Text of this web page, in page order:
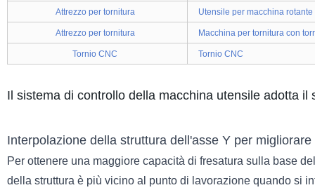
Attrezzo per tornitura Utensile per macchina
Attrezzo per tornitura Macchina per tornitura con
Tornio CNC Tornio CNC
Il sistema di controllo della macchina utensile adotta
Interpolazione della struttura dell'asse Y per
Per ottenere una maggiore capacità di fresatura sulla base
della struttura è più vicino al punto di lavorazione quando si